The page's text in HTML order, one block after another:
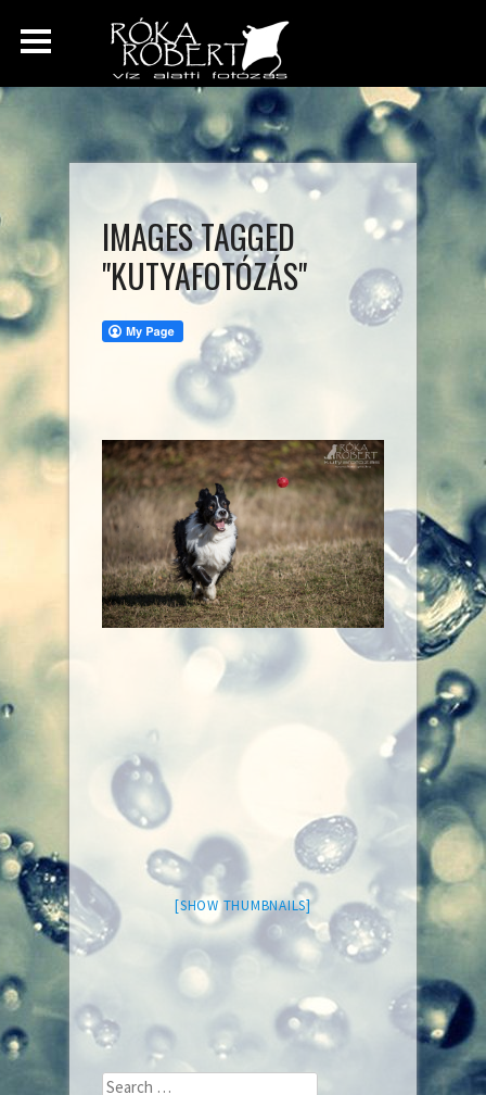
IMAGES TAGGED
"KUTYAFOTÓZÁS"
[SHOW THUMBNAILS]
Search